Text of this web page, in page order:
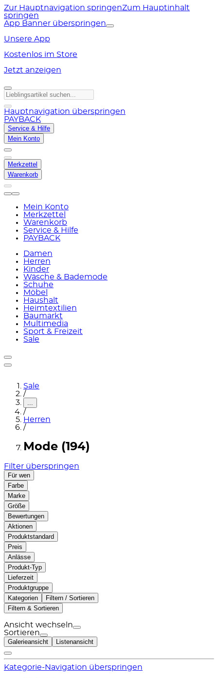
Zur Hauptnavigation springenZum Hauptinhalt
springen
App Banner überspringen
Unsere App
Kostenlos im Store
Jetzt anzeigen
Hauptnavigation überspringen
PAYBACK
Service & Hilfe
Mein Konto
Merkzettel
Warenkorb
Mein Konto
Merkzettel
Warenkorb
Service & Hilfe
PAYBACK
Damen
Herren
Kinder
Wäsche & Bademode
Schuhe
Möbel
Haushalt
Heimtextilien
Baumarkt
Multimedia
Sport & Freizeit
Sale
Sale
/
...
/
Herren
/
Mode (194)
Filter überspringen
Für wen
Farbe
Marke
Größe
Bewertungen
Aktionen
Produktstandard
Preis
Anlässe
Produkt-Typ
Lieferzeit
Produktgruppe
Kategorien
Filtern / Sortieren
Filtern & Sortieren
Ansicht wechseln
Sortieren
Galerieansicht Listenansicht
Kategorie-Navigation überspringen